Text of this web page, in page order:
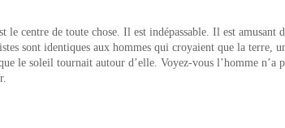
centre de toute chose. Il est indépassable. Il est amusant
sont identiques aux hommes qui croyaient que la terre,
le soleil tournait autour d’elle. Voyez-vous l’homme n’a